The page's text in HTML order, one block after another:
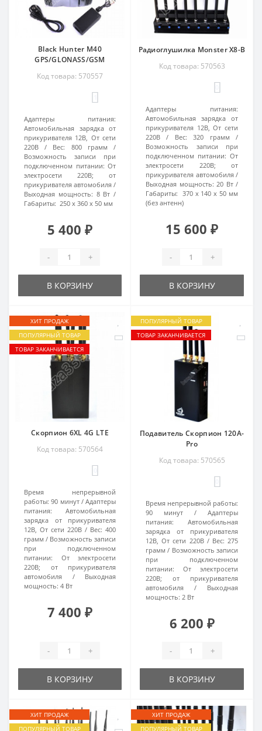
Black Hunter M40
GPS/GLONASS/GSM
Код товара: 570557
Адаптеры питания:
Автомобильная зарядка от
прикуривателя 12В, От сети
220В
Вес:
800 грамм
Возможность записи при
подключенном питании: От
электросети 220В; от
прикуривателя автомобиля
Выходная мощность: 8 Вт
Габариты: 250 х 360 х 50 мм
5 400 ₽
- +
В КОРЗИНУ
Радиоглушилка Monster X8-B
Код товара: 570563
Адаптеры питания:
Автомобильная зарядка от
прикуривателя 12В, От сети
220В
Вес:
320 грамм
Возможность записи при
подключенном питании: От
электросети 220В; от
прикуривателя автомобиля
Выходная мощность: 20 Вт
Габариты: 370 x 140 x 50 мм
(без антенн)
15 600 ₽
- +
В КОРЗИНУ
ХИТ ПРОДАЖ
ПОПУЛЯРНЫЙ ТОВАР
ТОВАР ЗАКАНЧИВАЕТСЯ
Скорпион 6XL 4G LTE
Код товара: 570564
Время непрерывной
работы: 90 минут
Адаптеры
питания:
Автомобильная
зарядка от прикуривателя
12В, От сети 220В
Вес: 400
грамм
Возможность записи
при подключенном
питании:
От электросети
220В; от прикуривателя
автомобиля
Выходная
мощность: 4 Вт
7 400 ₽
- +
В КОРЗИНУ
ПОПУЛЯРНЫЙ ТОВАР
ТОВАР ЗАКАНЧИВАЕТСЯ
Подавитель Скорпион 120A-
Pro
Код товара: 570565
Время непрерывной работы:
90 минут
Адаптеры
питания:
Автомобильная
зарядка от прикуривателя
12В, От сети 220В
Вес: 275
грамм
Возможность записи
при подключенном
питании:
От электросети
220В; от прикуривателя
автомобиля
Выходная
мощность: 2 Вт
6 200 ₽
- +
В КОРЗИНУ
ХИТ ПРОДАЖ
ПОПУЛЯРНЫЙ ТОВАР
ХИТ ПРОДАЖ
ПОПУЛЯРНЫЙ ТОВАР